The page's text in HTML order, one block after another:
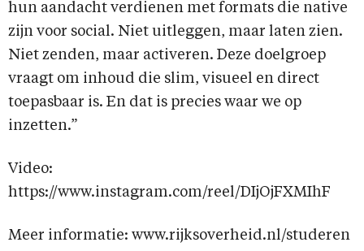
hun aandacht verdienen met formats die native
zijn voor social. Niet uitleggen, maar laten zien.
Niet zenden, maar activeren. Deze doelgroep
vraagt om inhoud die slim, visueel en direct
toepasbaar is. En dat is precies waar we op
inzetten.”
Video:
https://www.instagram.com/reel/DIjOjFXMIhF
Meer informatie: www.rijksoverheid.nl/studeren